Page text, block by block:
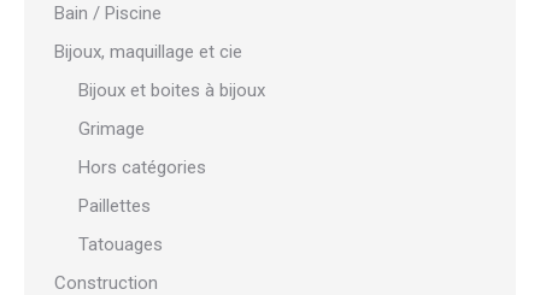
Bain / Piscine
Bijoux, maquillage et cie
Bijoux et boites à bijoux
Grimage
Hors catégories
Paillettes
Tatouages
Construction